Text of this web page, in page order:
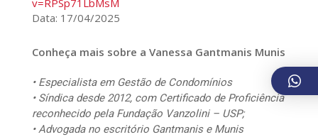
Data: 17/04/2025
Conheça mais sobre a Vanessa Gantmanis Munis
• Especialista em Gestão de Condomínios
• Síndica desde 2012, com Certificado de Proficiência
reconhecido pela Fundação Vanzolini – USP;
• Advogada no escritório Gantmanis e Munis